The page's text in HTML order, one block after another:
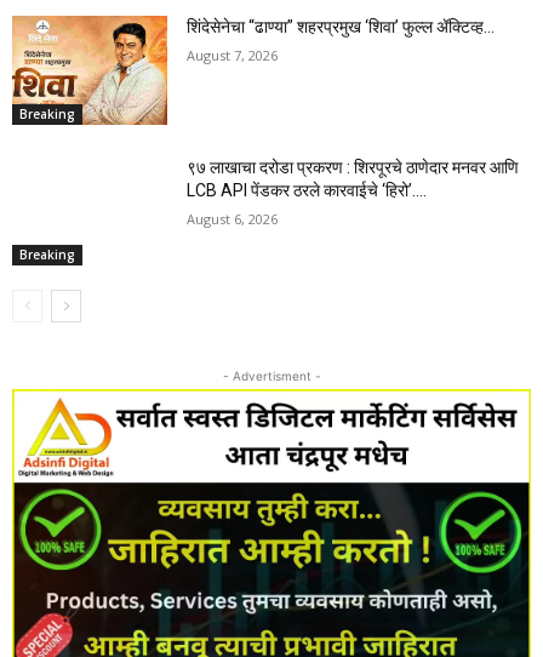
Breaking
शिंदेसेनेचा “ढाण्या” शहरप्रमुख ‘शिवा’ फुल्ल ॲक्टिव्ह…
August 7, 2026
Breaking
९७ लाखाचा दरोडा प्रकरण : शिरपूरचे ठाणेदार मनवर आणि
LCB API पेंडकर ठरले कारवाईचे ‘हिरो’….
August 6, 2026
- Advertisment -